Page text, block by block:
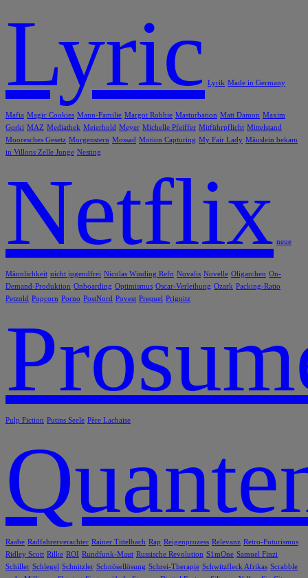
Lyric Lyrik Made in Germany
Mafia Magic Cookies Mann-Familie Margot Robbie Masturbation Matt Damon Maxim
Gorki MAZ Mediathek Meierhold Meyer Michelle Pfeiffer Mitführpflicht Mittelstand
Mooresches Gesetz Morgenstern Mossad Motion Capturing My Fair Lady Mäuslein bekam
in Villons Zelle Junge Nesting
Netflix neue
Männlichkeit nicht jugendfrei Nicolas Winding Refn Novalis Novelle Oligarchen On-
Demand-Produktion Onboarding Optimismus Oscar-Verleihung Ozark Packing-Ratio
Petzold Popcorn Porno PostNord Povest Prequel Prignitz
Pulp Fiction Putins Seele Père Lachaise
Raabe Radfahrerverachter Rainer Tittelbach Rap Reigenprozess Relevanz Retro-Futurismus
Ridley Scott Rilke ROI Rundfunk-Maut Russische Revolution S1mOne Samuel Finzi
Schiller Schlegel Schnitzler Schnösellösung Schrei-Therapie Schwitzfleck Afrikas Scrabble